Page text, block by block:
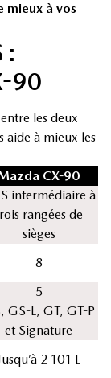
mieux à vos
:
90
les deux
aide à mieux les
CX-90
intermédiaire à
rangées de
sièges
8
5
GS-L, GT, GT-P
et Signature
2 101 L